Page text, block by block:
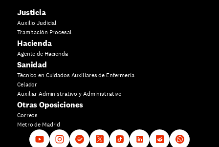
Justicia
Auxilio Judicial
Tramitación Procesal
Hacienda
Agente de Hacienda
Sanidad
Técnico en Cuidados Auxiliares de Enfermería
Celador
Auxiliar Administrativo y Administrativo
Otras Oposiciones
Correos
Metro de Madrid